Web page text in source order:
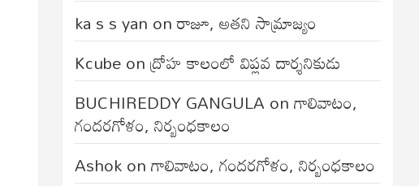
ka s s yan onరాజూ, అతని సామ్రాజ్యం
Kcubeonద్రోహ కాలంలో విప్లవ దార్శనికుడు
BUCHIREDDY GANGULA onగాలివాటం,
గందరగోళం, నిర్బంధకాలం
Ashokonగాలివాటం, గందరగోళం, నిర్బంధకాలం